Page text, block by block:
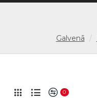
Galvenā
0